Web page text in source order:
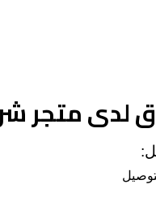
لدى متجر